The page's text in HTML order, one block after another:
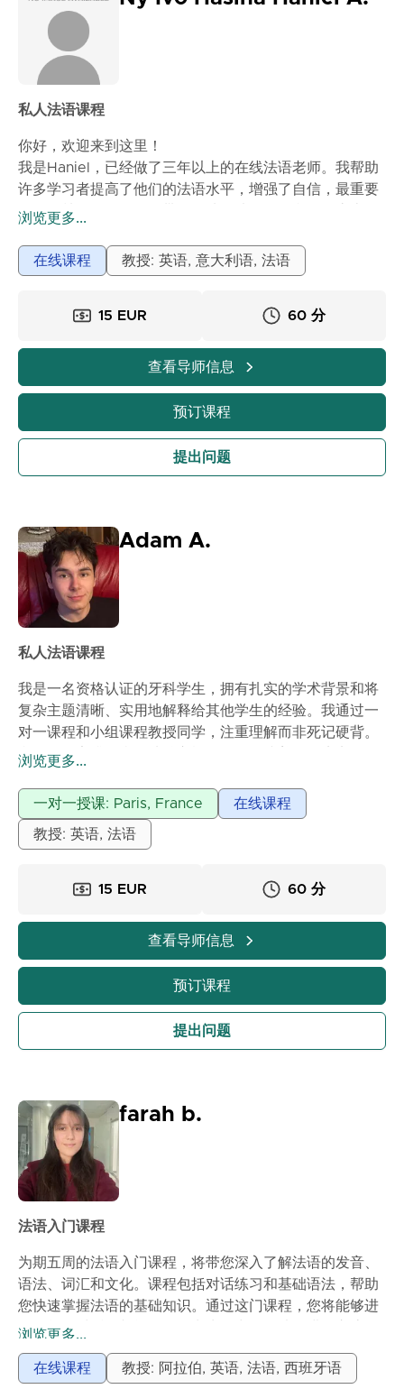
私人法语课程
你好，欢迎来到这里！
我是Haniel，已经做了三年以上的在线法语老师。我帮助
许多学习者提高了他们的法语水平，增强了自信，最重要
的是，鼓励他们敢于不带恐惧地说法语。在我的课堂上，
们认真学习……但始终在积极友好的氛围中！我的目标很简
单：帮助你轻松愉快地说法语。现在就预订你的课程，让
很快见！
浏览更多...
在线课程 教授: 英语, 意大利语, 法语
15 EUR 60 分
查看导师信息
预订课程
提出问题
Adam A.
私人法语课程
我是一名资格认证的牙科学生，拥有扎实的学术背景和将
复杂主题清晰、实用地解释给其他学生的经验。我通过一
对一课程和小组课程教授同学，注重理解而非死记硬背。
我的课程安排得当，从核心概念开始，接着是临床实例、
据学生的水平和目标调整每节课的内容，保持课程的重点
和效率。通过我的课程，学生可以期望建立扎实的基础知
识，提高临床推理能力，并在应用理论到考试和实际案例
浏览更多...
一对一授课: Paris, France 在线课程
教授: 英语, 法语
15 EUR 60 分
查看导师信息
预订课程
提出问题
farah b.
法语入门课程
为期五周的法语入门课程，将带您深入了解法语的发音、
语法、词汇和文化。课程包括对话练习和基础语法，帮助
您快速掌握法语的基础知识。通过这门课程，您将能够进
行简单的对话，并能够在日常生活中使用法语进行交流。
浏览更多...
在线课程 教授: 阿拉伯, 英语, 法语, 西班牙语